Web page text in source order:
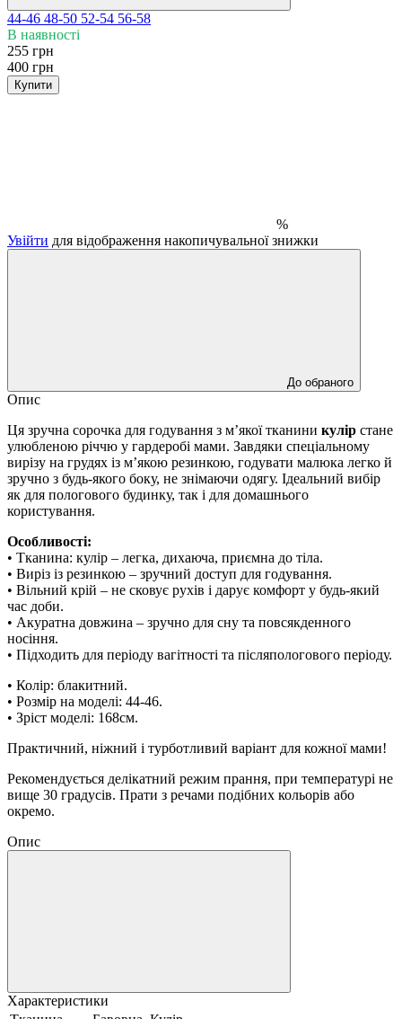
44-46 48-50 52-54 56-58
В наявності
255 грн
400 грн
Купити
%
Увійти для відображення накопичувальної знижки
До обраного
Опис
Ця зручна сорочка для годування з м’якої тканини кулір стане
улюбленою річчю у гардеробі мами. Завдяки спеціальному
вирізу на грудях із м’якою резинкою, годувати малюка легко й
зручно з будь-якого боку, не знімаючи одягу. Ідеальний вибір
як для пологового будинку, так і для домашнього
користування.
Особливості:
• Тканина: кулір – легка, дихаюча, приємна до тіла.
• Виріз із резинкою – зручний доступ для годування.
• Вільний крій – не сковує рухів і дарує комфорт у будь-який
час доби.
• Акуратна довжина – зручно для сну та повсякденного
носіння.
• Підходить для періоду вагітності та післяпологового періоду.
• Колір: блакитний.
• Розмір на моделі: 44-46.
• Зріст моделі: 168см.
Практичний, ніжний і турботливий варіант для кожної мами!
Рекомендується делікатний режим прання, при температурі не
вище 30 градусів. Прати з речами подібних кольорів або
окремо.
Опис
Характеристики